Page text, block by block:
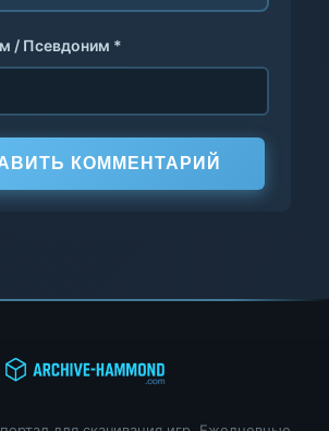
/ Псевдоним *
КОММЕНТАРИЙ